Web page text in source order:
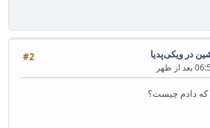
#2 در ویکی‌پدیا
که دادم چیست؟